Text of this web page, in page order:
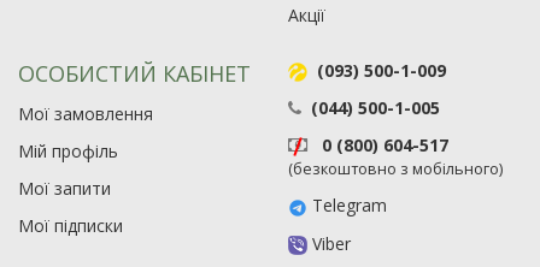
Акції
ОСОБИСТИЙ КАБІНЕТ
Мої замовлення
Мій профіль
Мої запити
Мої підписки
(093) 500-1-009
(044) 500-1-005
0 (800) 604-517
(безкоштовно з мобільного)
Telegram
Viber